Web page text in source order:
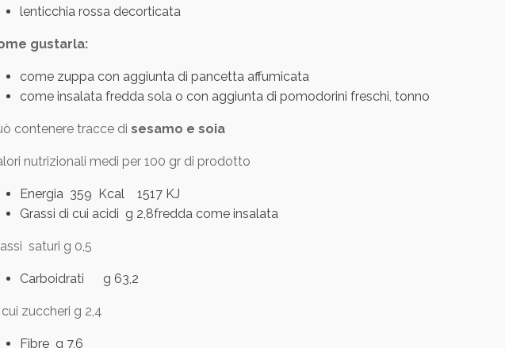
lenticchia rossa decorticata
gustarla:
come zuppa con aggiunta di pancetta affumicata
come insalata fredda sola o con aggiunta di pomodorini freschi, tonno
contenere tracce di sesamo e soia
nutrizionali medi per 100 gr di prodotto
Energia 359 Kcal 1517 KJ
Grassi di cui acidi g 2,8fredda come insalata
saturi g 0,5
Carboidrati g 63,2
zuccheri g 2,4
Fibre g 7,6